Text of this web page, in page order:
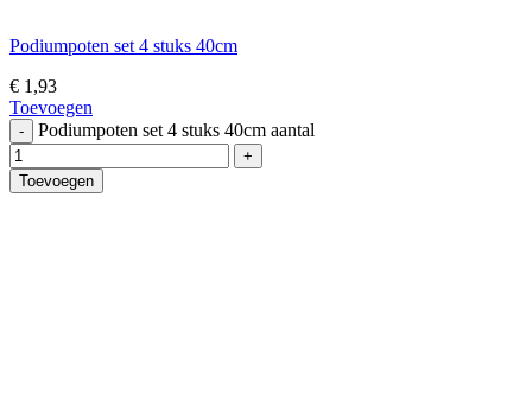
Podiumpoten set 4 stuks 40cm
€ 1,93
Toevoegen
Podiumpoten set 4 stuks 40cm aantal
Toevoegen